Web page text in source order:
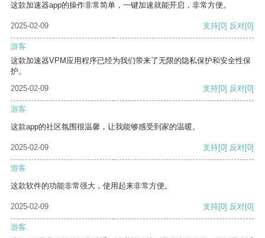
这款加速器app的操作非常简单，一键加速就能开启，非常方便。
2025-02-09 支持[0] 反对[0]
游客
这款加速器VPM应用程序已经为我们带来了无限的隐私保护和安全性保
护。
2025-02-09
支持[0] 反对[0]
游客
这款app的社区氛围很温馨，让我能够感受到家的温暖。
2025-02-09 支持[0] 反对[0]
游客
这款软件的功能非常强大，使用起来非常方便。
2025-02-09 支持[0] 反对[0]
游客